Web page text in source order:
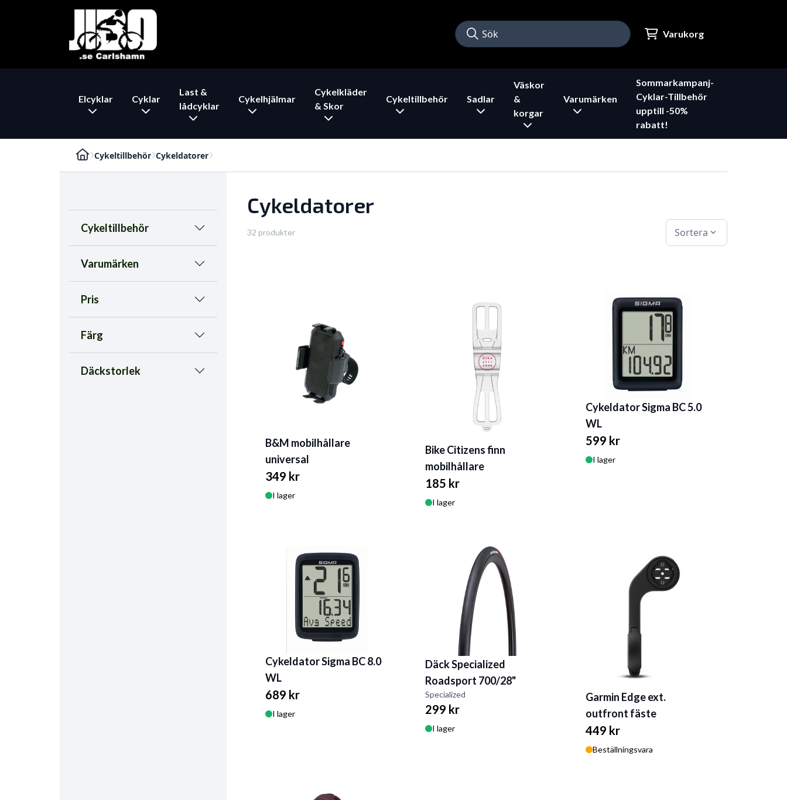
Varukorg
Elcyklar Cyklar
Last &
lådcyklar
Cykelhjälmar
Cykelkläder
& Skor
Cykeltillbehör Sadlar
Väskor
&
korgar
Varumärken
Sommarkampanj-
Cyklar-Tillbehör
upptill -50%
rabatt!
Cykeltillbehör Cykeldatorer
Cykeltillbehör
Varumärken
Pris
Färg
Däckstorlek
Cykeldatorer
32 produkter Sortera expand_more
B&M mobilhållare
universal
349 kr
I lager
Bike Citizens finn
mobilhållare
185 kr
I lager
Cykeldator Sigma BC 5.0
WL
599 kr
I lager
Cykeldator Sigma BC 8.0
WL
689 kr
I lager
Däck Specialized
Roadsport 700/28"
Specialized
299 kr
I lager
Garmin Edge ext.
outfront fäste
449 kr
Beställningsvara